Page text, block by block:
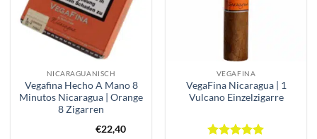
NICARAGUANISCH
Vegafina Hecho A Mano 8
Minutos Nicaragua | Orange
8 Zigarren
€22,40
VEGAFINA
VegaFina Nicaragua | 1
Vulcano Einzelzigarre